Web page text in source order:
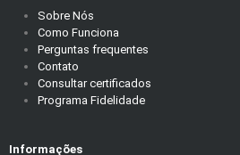
Sobre Nós
Como Funciona
Perguntas frequentes
Contato
Consultar certificados
Programa Fidelidade
Informações